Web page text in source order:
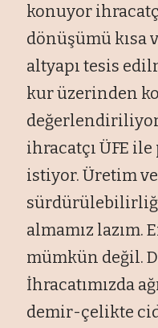
konuyor
dönüşümü kısa
altyapı tesis
kur üzerinden
değerlendiriliyor
ihracatçı ÜFE
istiyor. Üretim
almamız lazım.
mümkün değil.
İhracatımızda
demir-çelikte